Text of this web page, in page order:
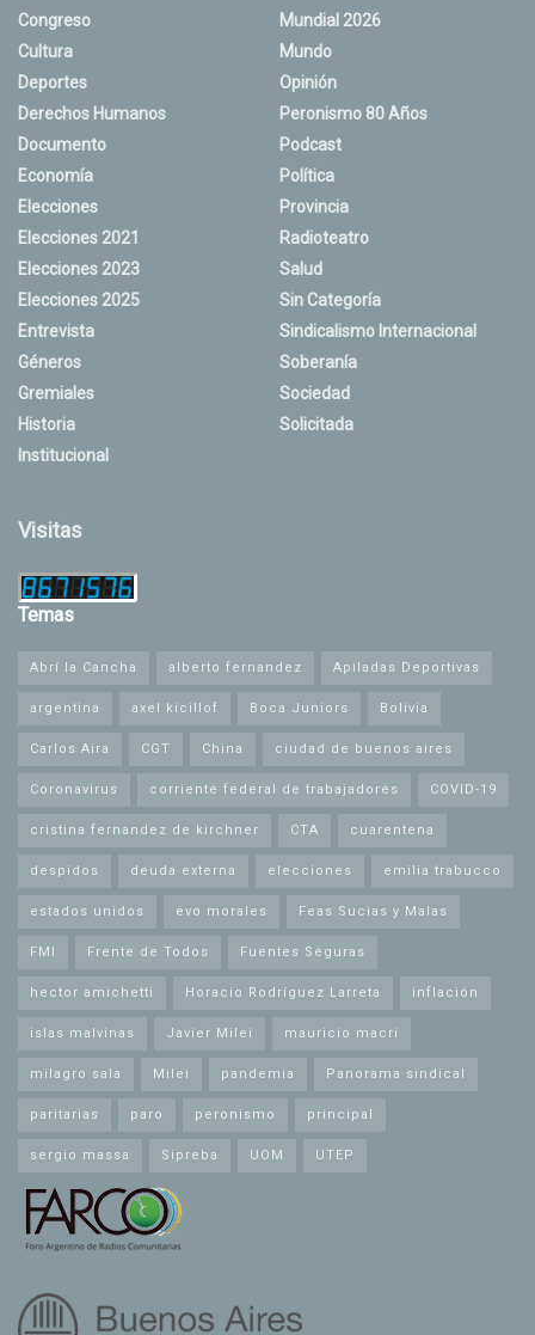
Congreso
Cultura
Deportes
Derechos Humanos
Documento
Economía
Elecciones
Elecciones 2021
Elecciones 2023
Elecciones 2025
Entrevista
Géneros
Gremiales
Historia
Institucional
Mundial 2026
Mundo
Opinión
Peronismo 80 Años
Podcast
Política
Provincia
Radioteatro
Salud
Sin Categoría
Sindicalismo Internacional
Soberanía
Sociedad
Solicitada
Visitas
Temas
Abrí la Cancha alberto fernandez Apiladas Deportivas
argentina axel kicillof Boca Juniors Bolivia
Carlos Aira CGT China ciudad de buenos aires
Coronavirus corriente federal de trabajadores COVID-19
cristina fernandez de kirchner CTA cuarentena
despidos deuda externa elecciones emilia trabucco
estados unidos evo morales Feas Sucias y Malas
FMI Frente de Todos Fuentes Seguras
hector amichetti Horacio Rodríguez Larreta inflación
islas malvinas Javier Milei mauricio macri
milagro sala Milei pandemia Panorama sindical
paritarias paro peronismo principal
sergio massa Sipreba UOM UTEP